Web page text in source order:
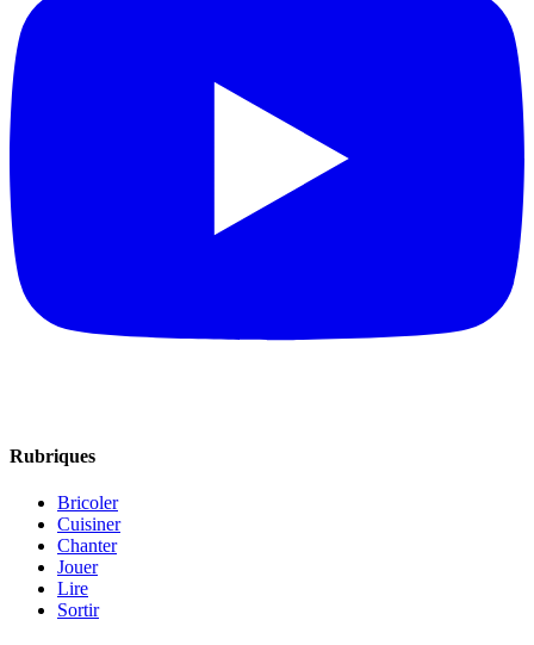
Rubriques
Bricoler
Cuisiner
Chanter
Jouer
Lire
Sortir